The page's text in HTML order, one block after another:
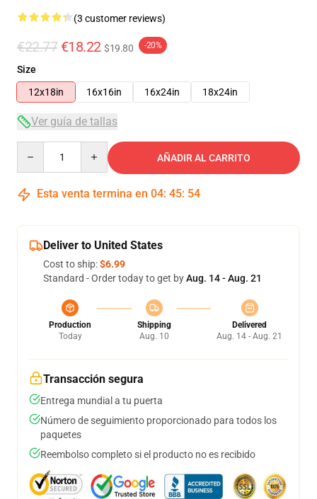
(3 customer reviews)
€22.77 €18.22 $19.80 -20%
Size
12x18in
16x16in 16x24in 18x24in
Ver guía de tallas
AÑADIR AL CARRITO
Esta venta termina en 04: 45: 54
Deliver to United States
Cost to ship:$6.99
Standard - Order today to get byAug. 14 - Aug. 21
Production
Today
Shipping
Aug. 10
Delivered
Aug. 14 - Aug. 21
Transacción segura
Entrega mundial a tu puerta
Número de seguimiento proporcionado para todos los
paquetes
Reembolso completo si el producto no es recibido